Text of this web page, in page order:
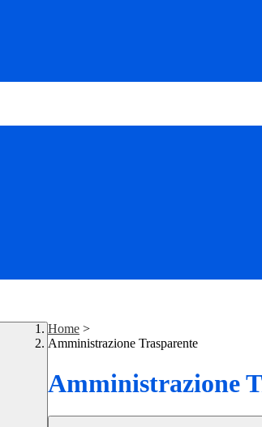
Home >
Amministrazione Trasparente
Amministrazione